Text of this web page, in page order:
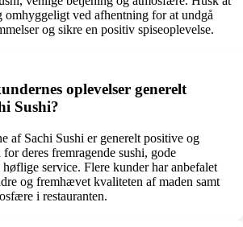
omhyggeligt ved afhentning for at undgå
og sikre en positiv spiseoplevelse.
oplevelser generelt
Sushi?
af Sachi Sushi er generelt positive og
deres fremragende sushi, gode
service. Flere kunder har anbefalet
og fremhævet kvaliteten af maden samt
i restauranten.